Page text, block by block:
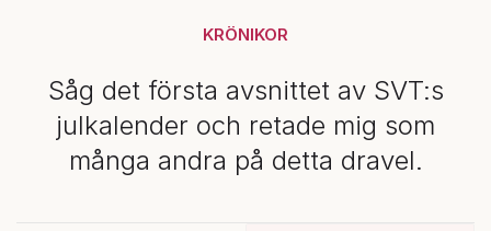
KRÖNIKOR
Såg det första avsnittet av SVT:s
julkalender och retade mig som
många andra på detta dravel.